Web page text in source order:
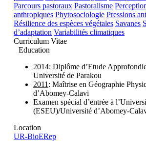
Parcours pastoraux Pastoralisme
anthropiques Phytosociologie Pressions
Résilience des espèces végétales Savanes
d’adaptation Variabilités climatiques
Curriculum Vitae
Education
2014: Diplôme d’Etude
Université de Parakou
2011 : Maîtrise en Géographie
d’Abomey-Calavi
Examen spécial d’entrée à
(ESEU)/Université d’Abomey-
Location
UR-BioERep